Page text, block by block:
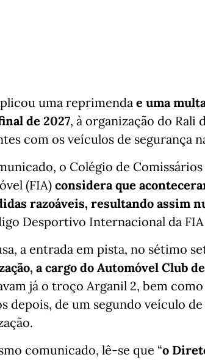
uma reprimenda e uma
de 2027, à organização do Rali
com os veículos de segurança
o Colégio de
(FIA)considera que
razoáveis, resultando assim
Desportivo Internacional da FIA
a entrada em pista, no sétimo
a cargo do Automóvel Club
já o troço Arganil 2, bem
depois, de um segundo veículo
comunicado, lê-se que “o